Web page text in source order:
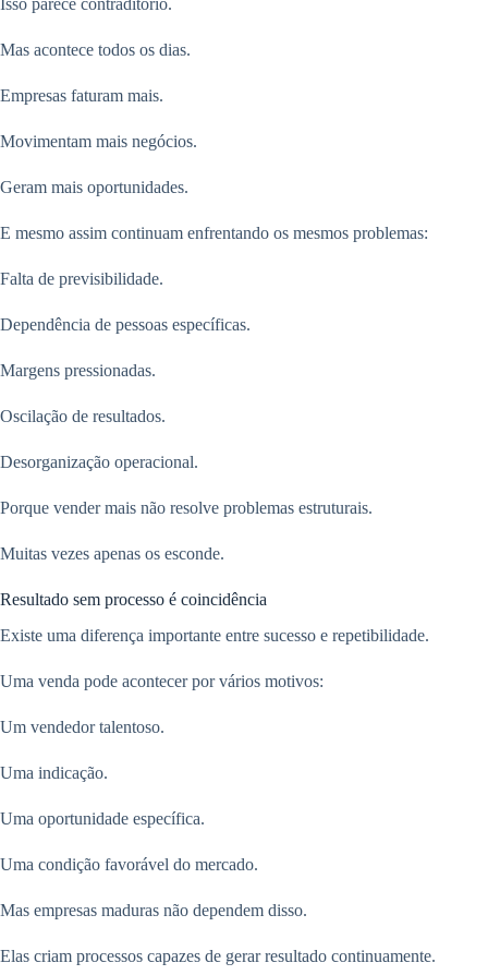
Isso parece contraditório.
Mas acontece todos os dias.
Empresas faturam mais.
Movimentam mais negócios.
Geram mais oportunidades.
E mesmo assim continuam enfrentando os mesmos problemas:
Falta de previsibilidade.
Dependência de pessoas específicas.
Margens pressionadas.
Oscilação de resultados.
Desorganização operacional.
Porque vender mais não resolve problemas estruturais.
Muitas vezes apenas os esconde.
Resultado sem processo é coincidência
Existe uma diferença importante entre sucesso e repetibilidade.
Uma venda pode acontecer por vários motivos:
Um vendedor talentoso.
Uma indicação.
Uma oportunidade específica.
Uma condição favorável do mercado.
Mas empresas maduras não dependem disso.
Elas criam processos capazes de gerar resultado continuamente.